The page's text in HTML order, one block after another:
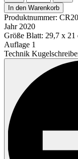
In den Warenkorb
Produktnummer:
Jahr 2020
Größe Blatt: 29,7 x 21
Auflage 1
Technik